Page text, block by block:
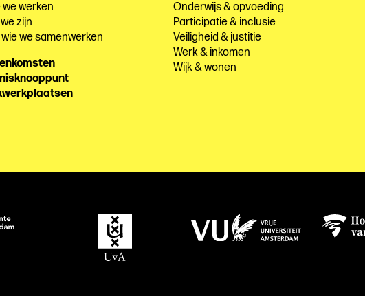
we werken
zijn
we samenwerken
Onderwijs & opvoeding
Participatie & inclusie
Veiligheid & justitie
Werk & inkomen
Wijk & wonen